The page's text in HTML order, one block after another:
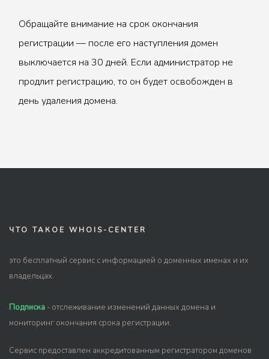
Обращайте внимание на срок окончания
регистрации — после его наступления домен
выключается на 30 дней. Если администратор не
продлит регистрацию, то он будет освобожден в
день удаления домена.
ЧТО ТАКОЕ WHOIS-CENTER
это бесплатный сервис с информацией о доменных именах и их
владельцах.
Подписка - отслеживание изменений данных домена и
мониторинг окончания срока регистрации.
Сервис предоставлен аккредитованным регистратором доменов